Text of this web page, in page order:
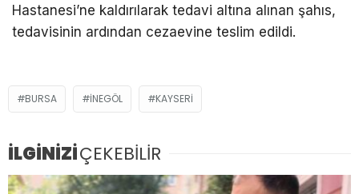
Hastanesi’ne kaldırılarak tedavi altına alınan şahıs,
tedavisinin ardından cezaevine teslim edildi.
BURSA İNEGÖL KAYSERI
İLGİNİZİÇEKEBİLİR